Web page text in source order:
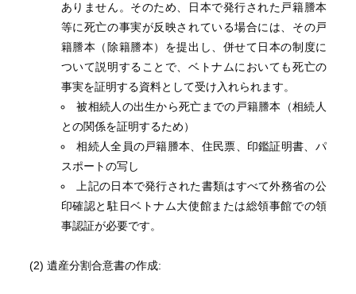
ありません。そのため、日本で発行された戸籍謄本
等に死亡の事実が反映されている場合には、その戸
籍謄本（除籍謄本）を提出し、併せて日本の制度に
ついて説明することで、ベトナムにおいても死亡の
事実を証明する資料として受け入れられます。
被相続人の出生から死亡までの戸籍謄本（相続人
との関係を証明するため）
相続人全員の戸籍謄本、住民票、印鑑証明書、パ
スポートの写し
上記の日本で発行された書類はすべて外務省の公
印確認と駐日ベトナム大使館または総領事館での領
事認証が必要です。
(2) 遺産分割合意書の作成: